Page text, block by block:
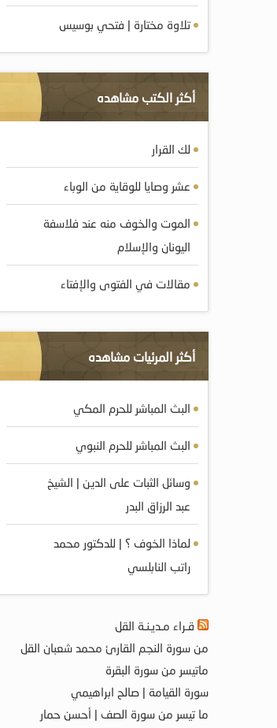
تلاوة مختارة | فتحي بوسيس
أكثر الكتب مشاهده
لك القرار
عشر وصايا للوقاية من الوباء
الموت والخوف منه عند فلاسفة
اليونان والإسلام
مقالات في الفتوى والإفتاء
أكثر المرئيات مشاهده
البث المباشر للحرم المكي
البث المباشر للحرم النبوي
وسائل الثبات على الدين | الشيخ
عبد الرزاق البدر
لماذا الخوف ؟ | للدكتور محمد
راتب النابلسي
قـراء مـديـنـة القل
من سورة النجم القارئ محمد شعبان القل
ماتيسر من سورة البقرة
سورة القيامة | صالح ابراهيمي
ما تيسر من سورة الصف | أحسن حمار